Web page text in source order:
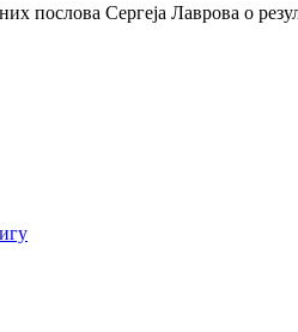
послова Сергеја Лаврова о